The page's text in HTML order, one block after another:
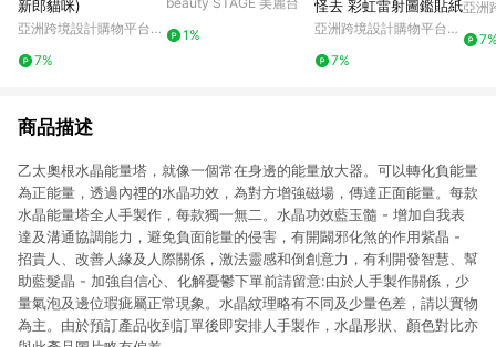
新郎貓咪)
亞洲跨境設計購物平台
7%
1%
怪去 彩虹雷射圖鑑貼紙
亞洲跨境設計購物平台
7%
亞洲
商品描述
乙太奧根水晶能量塔，就像一個常在身邊的能量放大器。可以轉化負能量
為正能量，透過內𥚃的水晶功效，為對方增強磁場，傳達正面能量。每款
水晶能量塔全人手製作，每款獨一無二。水晶功效藍玉髓 - 增加自我表
達及溝通協調能力，避免負面能量的侵害，有開闢邪化煞的作用紫晶 -
招貴人、改善人緣及人際關係，激法靈感和倒創意力，有利開發智慧、幫
助藍髮晶 - 加強自信心、化解憂鬱下單前請留意:由於人手製作關係，少
量氣泡及邊位瑕疵屬正常現象。水晶紋理略有不同及少量色差，請以實物
為主。由於預訂產品收到訂單後即安排人手製作，水晶形狀、顏色對比亦